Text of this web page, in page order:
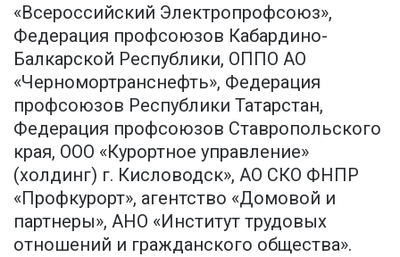
«Всероссийский Электропрофсоюз»,
Федерация профсоюзов Кабардино-
Балкарской Республики, ОППО АО
«Черномортранснефть», Федерация
профсоюзов Республики Татарстан,
Федерация профсоюзов Ставропольского
края, ООО «Курортное управление»
(холдинг) г. Кисловодск», АО СКО ФНПР
«Профкурорт», агентство «Домовой и
партнеры», АНО «Институт трудовых
отношений и гражданского общества».